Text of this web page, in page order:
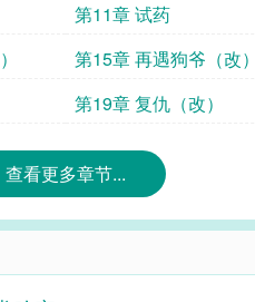
第11章 试药
第15章 再遇狗爷（改）
第19章 复仇（改）
查看更多章节...